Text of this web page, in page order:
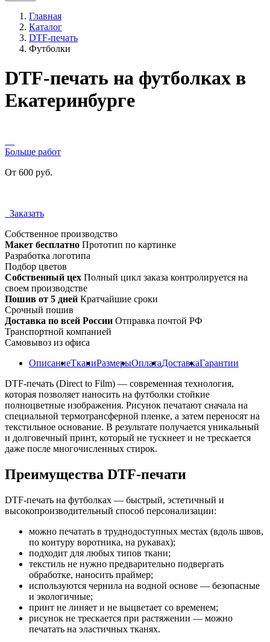
Главная
Каталог
DTF-печать
Футболки
DTF-печать на футболках в
Екатеринбурге
Больше работ
От 600 руб.
Заказать
Собственное производство
Макет бесплатно Прототип по картинке
Разработка логотипа
Подбор цветов
Собственный цех Полный цикл заказа контролируется на
своем производстве
Пошив от 5 дней Кратчайшие сроки
Срочный пошив
Доставка по всей России Отправка почтой РФ
Транспортной компанией
Самовывоз из офиса
ОписаниеТканиРазмерыОплатаДоставкаГарантии
DTF-печать (Direct to Film) — современная технология,
которая позволяет наносить на футболки стойкие
полноцветные изображения. Рисунок печатают сначала на
специальной термотрансферной пленке, а затем переносят на
текстильное основание. В результате получается уникальный
и долговечный принт, который не тускнеет и не трескается
даже после многочисленных стирок.
Преимущества DTF-печати
DTF-печать на футболках — быстрый, эстетичный и
высокопроизводительный способ персонализации:
можно печатать в труднодоступных местах (вдоль швов,
по контуру воротника, на рукавах);
подходит для любых типов ткани;
текстиль не нужно предварительно подвергать
обработке, наносить праймер;
используются чернила на водной основе — безопасные
и экологичные;
принт не линяет и не выцветает со временем;
рисунок не трескается при растяжении — можно
печатать на эластичных тканях.